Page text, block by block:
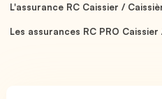
L'assurance RC Caissier /
Les assurances RC PRO